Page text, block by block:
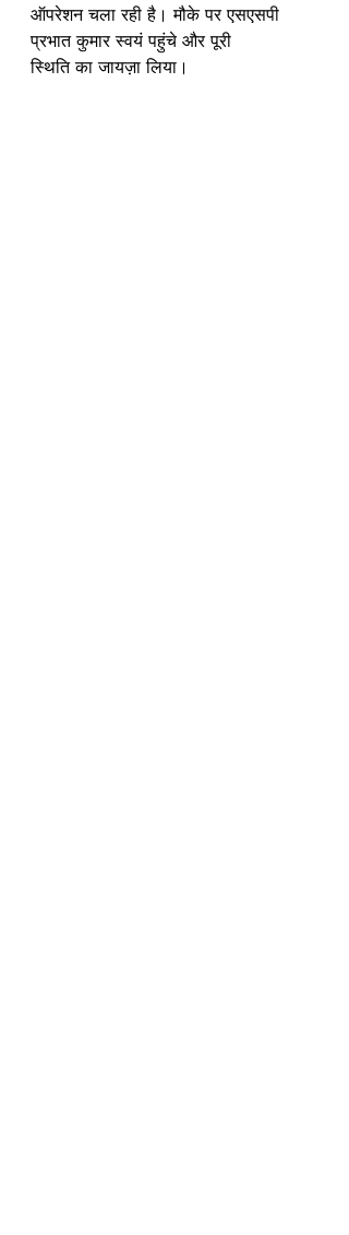
ऑपरेशन चला रही है। मौके पर एसएसपी
प्रभात कुमार स्वयं पहुंचे और पूरी
स्थिति का जायज़ा लिया।